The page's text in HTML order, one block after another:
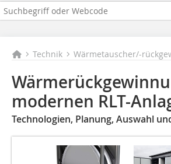
Technik Wärmetauscher/-
modernen RLT-
Technologien, Planung, Auswahl